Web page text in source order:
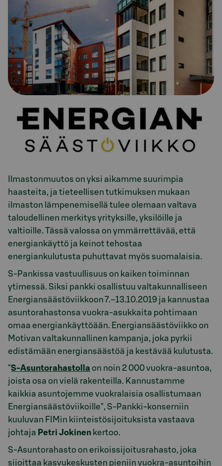
Ilmastonmuutos on yksi aikamme suurimpia
haasteita, ja tieteellisen tutkimuksen mukaan
ilmaston lämpenemisellä tulee olemaan valtava
taloudellinen merkitys yrityksille, yksilöille ja
valtioille. Tässä valossa on ymmärrettävää, että
energiankäyttö ja keinot tehostaa
energiankulutusta puhuttavat myös suomalaisia.
S-Pankissa vastuullisuus on kaiken toiminnan
ytimessä. Siksi pankki osallistuu valtakunnalliseen
Energiansäästöviikkoon 7.–13.10.2019 ja kannustaa
asuntorahastonsa vuokra-asukkaita pohtimaan
omaa energiankäyttöään. Energiansäästöviikko on
Motivan valtakunnallinen kampanja, joka pyrkii
edistämään energiansäästöä ja kestävää kulutusta.
"S-Asuntorahastolla on noin 2 000 vuokra-asuntoa,
joista osa on vielä rakenteilla. Kannustamme
kaikkia asuntojemme vuokralaisia osallistumaan
Energiansäästöviikoille", S-Pankki-konserniin
kuuluvan FIMin kiinteistösijoituksista vastaava
johtaja Petri Jokinen kertoo.
S-Asuntorahasto on erikoissijoitusrahasto, joka
sijoittaa kasvukeskusten pieniin vuokra-asuntoihin